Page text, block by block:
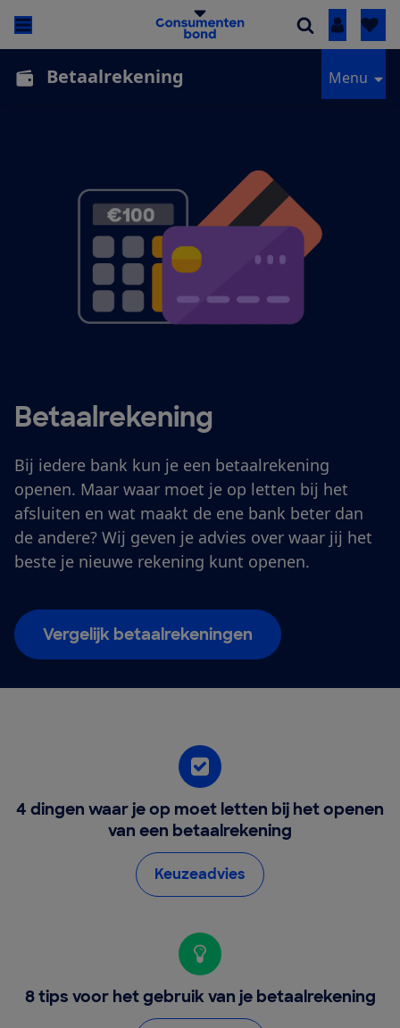
Inloggen
Betaalrekening Menu
Betaalrekening
Bij iedere bank kun je een betaalrekening
openen. Maar waar moet je op letten bij het
afsluiten en wat maakt de ene bank beter dan
de andere? Wij geven je advies over waar jij het
beste je nieuwe rekening kunt openen.
Vergelijk betaalrekeningen
4 dingen waar je op moet letten bij het openen
van een betaalrekening
Keuzeadvies
8 tips voor het gebruik van je betaalrekening